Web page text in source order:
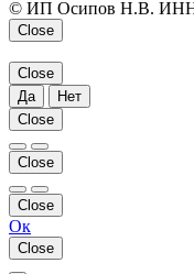
© ИП Осипов Н.В. ИНН:
Close
Close
Да
Нет
Close
Close
Close
Ок
Close